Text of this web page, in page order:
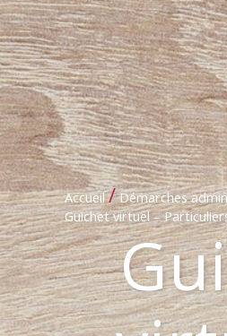
Accueil / Démarches
Guichet virtuel –